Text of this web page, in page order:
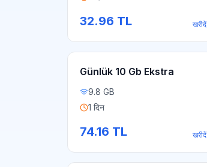
32.96 TL खरीदें
Günlük 10 Gb Ekstra
9.8 GB
1 दिन
74.16 TL खरीदें